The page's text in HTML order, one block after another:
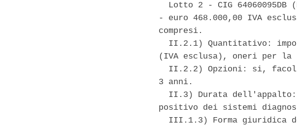
Lotto 2 - CIG 64060095DB
- euro 468.000,00 IVA
compresi.
II.2.1) Quantitativo:
(IVA esclusa), oneri per la
II.2.2) Opzioni: si,
3 anni.
II.3) Durata
positivo dei sistemi
III.1.3) Forma giuridica